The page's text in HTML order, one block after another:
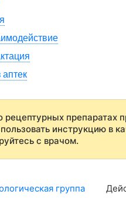
аптек
препаратах
инструкцию в
с врачом.
группа